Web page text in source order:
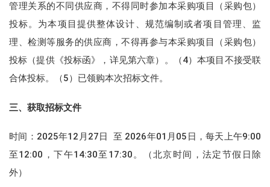
管理关系的不同供应商，不得同时参加本采购项目（采购包）
投标。为本项目提供整体设计、规范编制或者项目管理、监
理、检测等服务的供应商，不得再参与本采购项目（采购包）
投标（提供《投标函》，详见第六章）。（4）本项目不接受联
合体投标。（5）已领购本次招标文件。
三、获取招标文件
时间：2025年12月27日 至 2026年01月05日，每天上午9:00
至12:00，下午14:30至17:30。（北京时间，法定节假日除
外）